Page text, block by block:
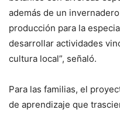
además de un
producción para la
desarrollar actividades
cultura local”, señaló.
Para las familias, el
de aprendizaje que